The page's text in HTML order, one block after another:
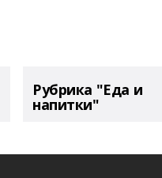
Рубрика "Еда и
напитки"